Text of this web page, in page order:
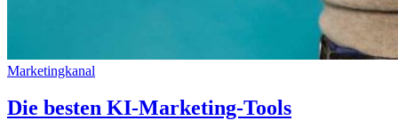
Marketingkanal
Die besten KI-Marketing-Tools